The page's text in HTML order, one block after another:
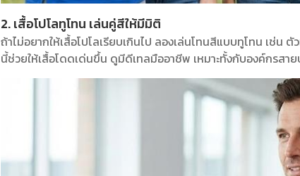
2. เสื้อโปโลทูโทน เล่นคู่สีให้มีมิติ
ถ้าไม่อยากให้เสื้อโปโลเรียบเกินไป ลองเล่นโทนสีแบบทูโทน เช่
นี้ช่วยให้เสื้อโดดเด่นขึ้น ดูมีดีเทลมืออาชีพ เหมาะทั้งกับองค์กรสา